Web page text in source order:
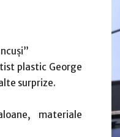
plastic George
surprize.
materiale